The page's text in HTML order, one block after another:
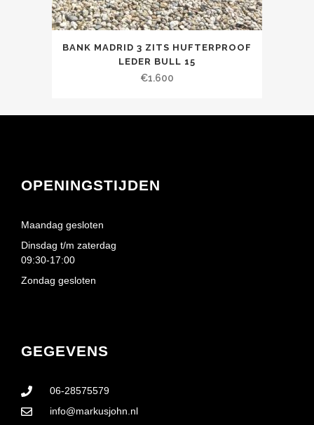
BANK MADRID 3 ZITS HUFTERPROOF
LEDER BULL 15
€1.600
GEGEVENS
06-28575579
info@markusjohn.nl
OPENINGSTIJDEN
Maandag gesloten
Dinsdag t/m zaterdag
09:30-17:00
Zondag gesloten